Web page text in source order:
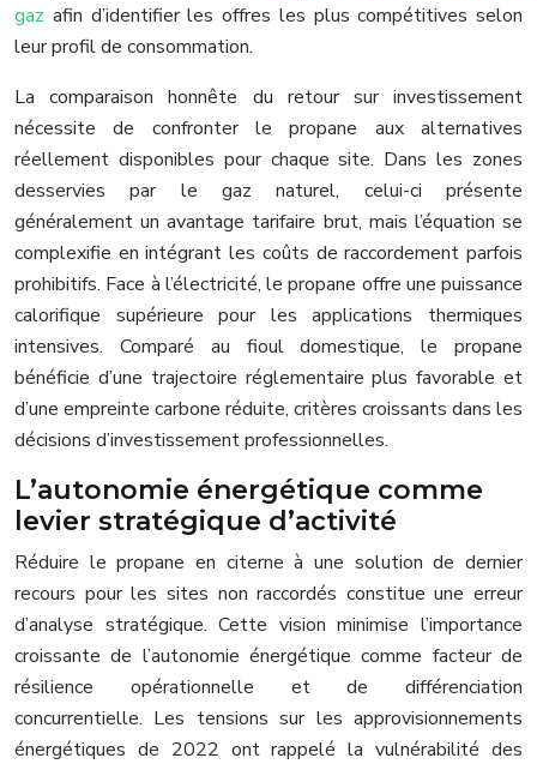
gaz afin d’identifier les offres les plus compétitives selon
leur profil de consommation.
La comparaison honnête du retour sur investissement
nécessite de confronter le propane aux alternatives
réellement disponibles pour chaque site. Dans les zones
desservies par le gaz naturel, celui-ci présente
généralement un avantage tarifaire brut, mais l’équation se
complexifie en intégrant les coûts de raccordement parfois
prohibitifs. Face à l’électricité, le propane offre une puissance
calorifique supérieure pour les applications thermiques
intensives. Comparé au fioul domestique, le propane
bénéficie d’une trajectoire réglementaire plus favorable et
d’une empreinte carbone réduite, critères croissants dans les
décisions d’investissement professionnelles.
L’autonomie énergétique comme
levier stratégique d’activité
Réduire le propane en citerne à une solution de dernier
recours pour les sites non raccordés constitue une erreur
d’analyse stratégique. Cette vision minimise l’importance
croissante de l’autonomie énergétique comme facteur de
résilience opérationnelle et de différenciation
concurrentielle. Les tensions sur les approvisionnements
énergétiques de 2022 ont rappelé la vulnérabilité des